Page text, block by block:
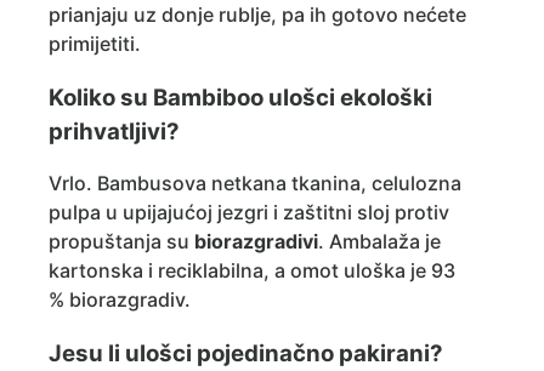
prianjaju uz donje rublje, pa ih gotovo nećete
primijetiti.
Koliko su Bambiboo ulošci ekološki
prihvatljivi?
Vrlo. Bambusova netkana tkanina, celulozna
pulpa u upijajućoj jezgri i zaštitni sloj protiv
propuštanja su biorazgradivi. Ambalaža je
kartonska i reciklabilna, a omot uloška je 93
% biorazgradiv.
Jesu li ulošci pojedinačno pakirani?